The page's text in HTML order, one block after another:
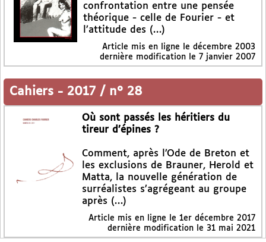
confrontation entre une pensée
théorique - celle de Fourier - et
l’attitude des (…)
Article mis en ligne le décembre 2003
dernière modification le 7 janvier 2007
Cahiers - 2017 / n° 28
Où sont passés les héritiers du
tireur d’épines ?
Comment, après l’Ode de Breton et
les exclusions de Brauner, Herold et
Matta, la nouvelle génération de
surréalistes s’agrégeant au groupe
après (…)
Article mis en ligne le 1er décembre 2017
dernière modification le 31 mai 2021